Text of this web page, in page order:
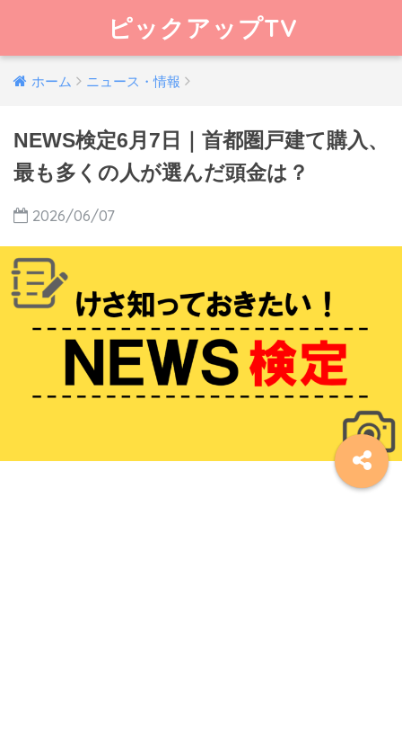
ピックアップTV
ホーム ニュース・情報
NEWS検定6月7日｜首都圏戸建て購入、
最も多くの人が選んだ頭金は？
2026/06/07